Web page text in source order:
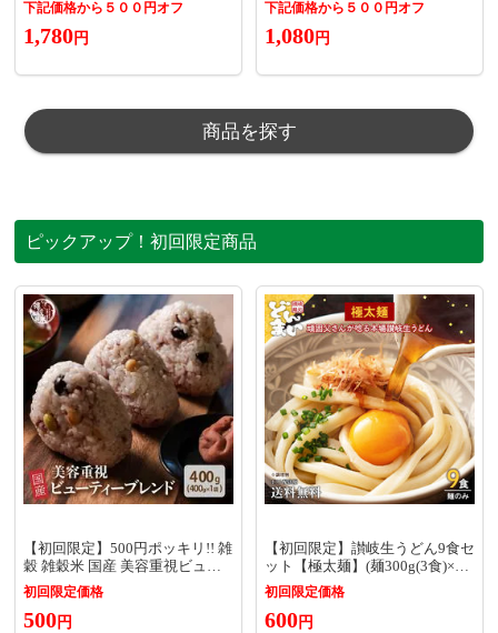
液 保湿 人気 リップ美容液 リッ
プグロス 乾燥 ヒト幹細胞エキス
下記価格から５００円オフ
1,780円
アリ ギフト お菓子 芋菓子 おや
つ かりんとう 買い回り 芋 [Y3C]
下記価格から５００円オフ
1,080円
商品を探す
ピックアップ！初回限定商品
【初回限定】500円ポッキリ!! 雑
穀 雑穀米 国産 美容重視ビュー
ティーブレンド 400g 送料無料
非常食(個包装・チャック付き)
初めての方おすすめ 当店のイチ
初回限定価格
500円
【初回限定】讃岐生うどん9食セ
ット【極太麺】(麺300g(3食)×3
袋) 麺のみ [ﾒｰﾙ便] ポイント消化
お試し
初回限定価格
600円